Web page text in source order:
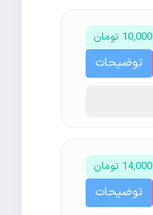
10,000 تومان
توضیحات
14,000 تومان
توضیحات